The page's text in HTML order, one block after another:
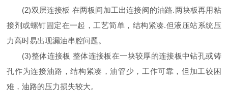
(2)双层连接板 在两板间加工出连接阀的油路.两块板再用粘
接剂或螺钉固定在一起，工艺简单，结构紧凑.但液压站系统压
力高时易出现漏油串腔问题。
(3)整体连接板 整体连接板在一块较厚的连接板中钻孔或铸
孔作为连接油路，结构紧凑，油管少，工作可靠，但加工较困
难，油路的压力损失较大。